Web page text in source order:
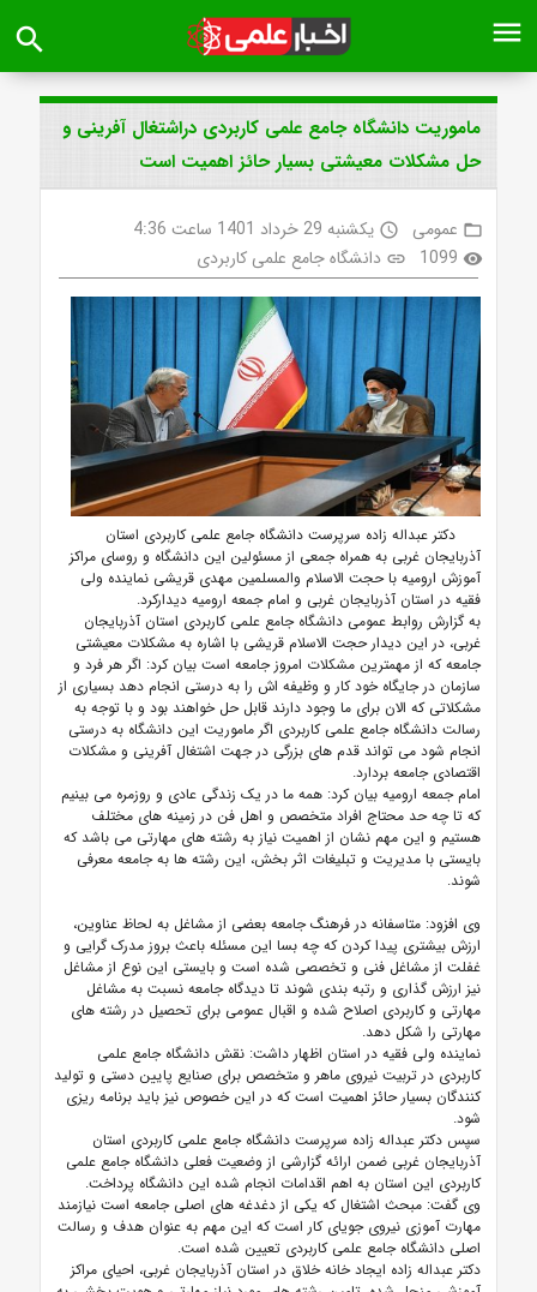
menu
search
ماموریت دانشگاه جامع علمی کاربردی دراشتغال آفرینی و
حل مشکلات معیشتی بسیار حائز اهمیت است
folder_open عمومی access_time یکشنبه 29 خرداد 1401 ساعت 4:36
visibility
1099
link دانشگاه جامع علمی کاربردی
دکتر عبداله زاده سرپرست دانشگاه جامع علمی کاربردی استان
آذربایجان غربی به همراه جمعی از مسئولین این دانشگاه و روسای مراکز
آموزش ارومیه با حجت الاسلام والمسلمین مهدی قریشی نماینده ولی
فقیه در استان آذربایجان غربی و امام جمعه ارومیه دیدارکرد.
به گزارش روابط عمومی دانشگاه جامع علمی کاربردی استان آذربایجان
غربی، در این دیدار حجت الاسلام قریشی با اشاره به مشکلات معیشتی
جامعه که از مهمترین مشکلات امروز جامعه است بیان کرد: اگر هر فرد و
سازمان در جایگاه خود کار و وظیفه اش را به درستی انجام دهد بسیاری از
مشکلاتی که الان برای ما وجود دارند قابل حل خواهند بود و با توجه به
رسالت دانشگاه جامع علمی کاربردی اگر ماموریت این دانشگاه به درستی
انجام شود می تواند قدم های بزرگی در جهت اشتغال آفرینی و مشکلات
اقتصادی جامعه بردارد.
امام جمعه ارومیه بیان کرد: همه ما در یک زندگی عادی و روزمره می بینیم
که تا چه حد محتاج افراد متخصص و اهل فن در زمینه های مختلف
هستیم و این مهم نشان از اهمیت نیاز به رشته های مهارتی می باشد که
بایستی با مدیریت و تبلیغات اثر بخش، این رشته ها به جامعه معرفی
شوند.
وی افزود: متاسفانه در فرهنگ جامعه بعضی از مشاغل به لحاظ عناوین،
ارزش بیشتری پیدا کردن که چه بسا این مسئله باعث بروز مدرک گرایی و
غفلت از مشاغل فنی و تخصصی شده است و بایستی این نوع از مشاغل
نیز ارزش گذاری و رتبه بندی شوند تا دیدگاه جامعه نسبت به مشاغل
مهارتی و کاربردی اصلاح شده و اقبال عمومی برای تحصیل در رشته های
مهارتی را شکل دهد.
نماینده ولی فقیه در استان اظهار داشت: نقش دانشگاه جامع علمی
کاربردی در تربیت نیروی ماهر و متخصص برای صنایع پایین دستی و تولید
کنندگان بسیار حائز اهمیت است که در این خصوص نیز باید برنامه ریزی
شود.
سپس دکتر عبداله زاده سرپرست دانشگاه جامع علمی کاربردی استان
آذربایجان غربی ضمن ارائه گزارشی از وضعیت فعلی دانشگاه جامع علمی
کاربردی این استان به اهم اقدامات انجام شده این دانشگاه پرداخت.
وی گفت: مبحث اشتغال که یکی از دغدغه های اصلی جامعه است نیازمند
مهارت آموزی نیروی جویای کار است که این مهم به عنوان هدف و رسالت
اصلی دانشگاه جامع علمی کاربردی تعیین شده است.
دکتر عبداله زاده ایجاد خانه خلاق در استان آذربایجان غربی، احیای مراکز